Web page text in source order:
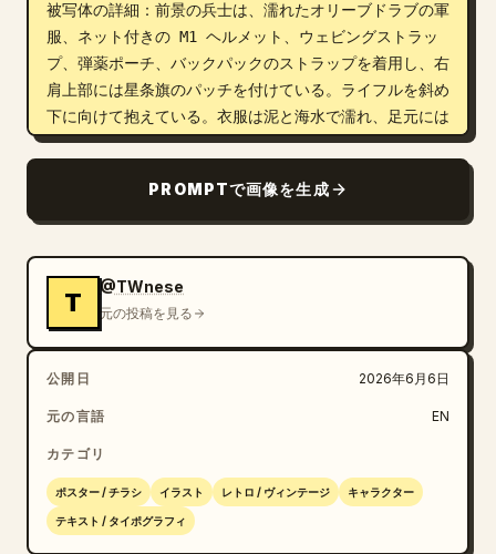
被写体の詳細：前景の兵士は、濡れたオリーブドラブの軍
服、ネット付きの M1 ヘルメット、ウェビングストラッ
プ、弾薬ポーチ、バックパックのストラップを着用し、右
肩上部には星条旗のパッチを付けている。ライフルを斜め
下に向けて抱えている。衣服は泥と海水で濡れ、足元には
水しぶきが上がっている様子を描く。背景にはノルマンデ
いた上陸用舟艇を正確に 2 隻、水面と砂浜を移動する歩
兵を正確に 14 名、煙る空に飛行機のシルエットを正確
所、右前景にチェコ・ヘッジホッグ（対戦車障害物）を正
確に 2 基配置する。
環境：荒れた灰色の波、海岸の障害物、遠くに見える崖と
要塞、煙の柱、砲撃の閃光、そして混沌とした戦場の霧。
華やかさよりも、英雄的で厳粛な、歴史的ドキュメンタリ
テキスト内容：メインタイトルに D-DAY を、サブタ
イトルに「ALLIED INVASION OF NORMANDY,
PROMPTで画像を生成
T
@TWnese
元の投稿を見る
公開日 2026年6月6日
元の言語 EN
カテゴリ
ポスター / チラシ イラスト レトロ / ヴィンテージ キャラクター
テキスト / タイポグラフィ